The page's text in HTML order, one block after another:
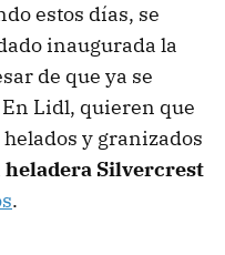
estos días, se
inaugurada la
de que ya se
Lidl, quieren que
y granizados
heladera Silvercrest
.